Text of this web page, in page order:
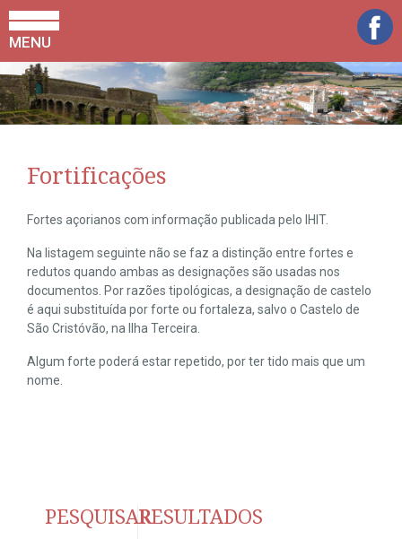
MENU
Fortificações
Fortes açorianos com informação publicada pelo IHIT.
Na listagem seguinte não se faz a distinção entre fortes e
redutos quando ambas as designações são usadas nos
documentos. Por razões tipológicas, a designação de castelo
é aqui substituída por forte ou fortaleza, salvo o Castelo de
São Cristóvão, na Ilha Terceira.
Algum forte poderá estar repetido, por ter tido mais que um
nome.
PESQUISARRESULTADOS